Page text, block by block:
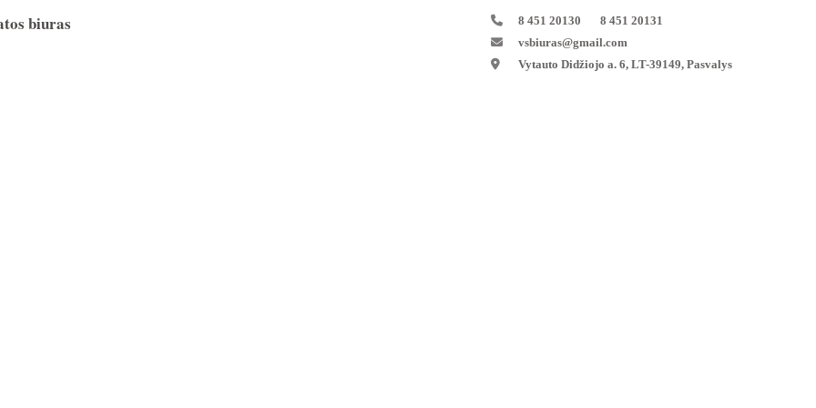
biuras
8 451 20130 8 451 20131
vsbiuras@gmail.com
Vytauto Didžiojo a. 6, LT-39149, Pasvalys